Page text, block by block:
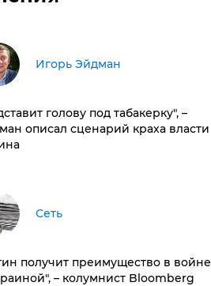
Игорь Эйдман
голову под табакерку", –
описал сценарий краха власти
Сеть
получит преимущество в войне
– колумнист Bloomberg